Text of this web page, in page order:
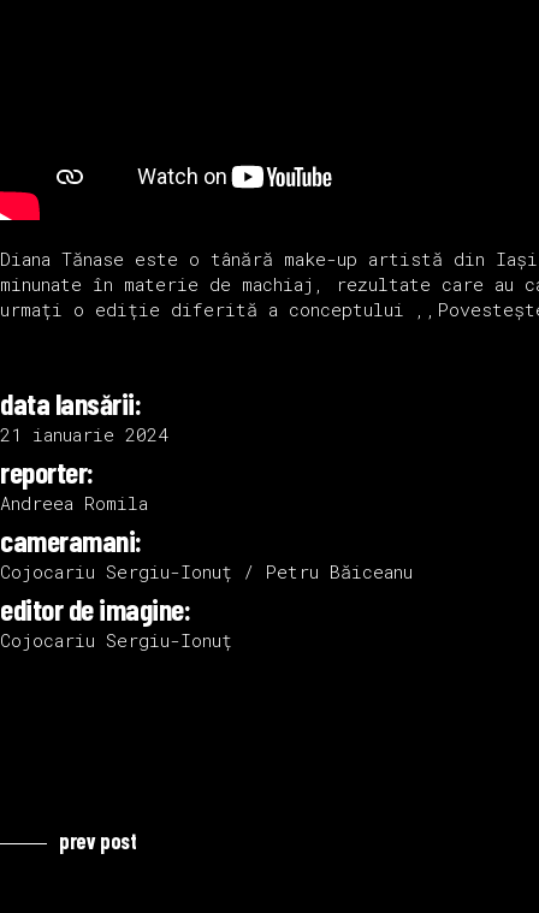
Diana Tănase este o tânără make-up artistă din
minunate în materie de machiaj, rezultate care au
urmați o ediție diferită a conceptului
data lansării:
21 ianuarie 2024
reporter:
Andreea Romila
cameramani:
Cojocariu Sergiu-Ionuț / Petru Băiceanu
editor de imagine:
Cojocariu Sergiu-Ionuț
prev post